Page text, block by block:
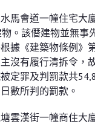
馬會道一幢住宅大
。該僭建物並無事
據《建築物條例》
沒有履行清拆令，
定罪及判罰款共
數所判的罰款。
雲漢街一幢商住大